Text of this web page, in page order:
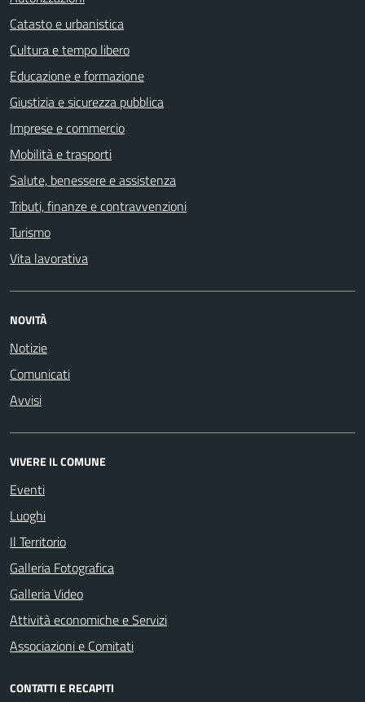
Catasto e urbanistica
Cultura e tempo libero
Educazione e formazione
Giustizia e sicurezza pubblica
Imprese e commercio
Mobilità e trasporti
Salute, benessere e assistenza
Tributi, finanze e contravvenzioni
Turismo
Vita lavorativa
NOVITÀ
Notizie
Comunicati
Avvisi
VIVERE IL COMUNE
Eventi
Luoghi
Il Territorio
Galleria Fotografica
Galleria Video
Attività economiche e Servizi
Associazioni e Comitati
CONTATTI E RECAPITI